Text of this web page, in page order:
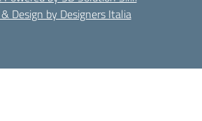
Design by Designers Italia